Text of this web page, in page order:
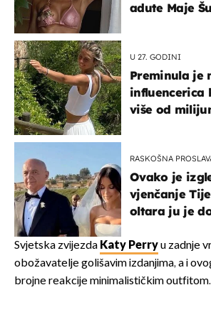
adute Maje
U 27. GODINI
Preminula je
influencerica
više od
RASKOŠNA
Ovako je
vjenčanje
oltara ju je
Svjetska zvijezda Katy Perryu zadnje
obožavatelje golišavim izdanjima, a i
brojne reakcije minimalističkim outfitom.